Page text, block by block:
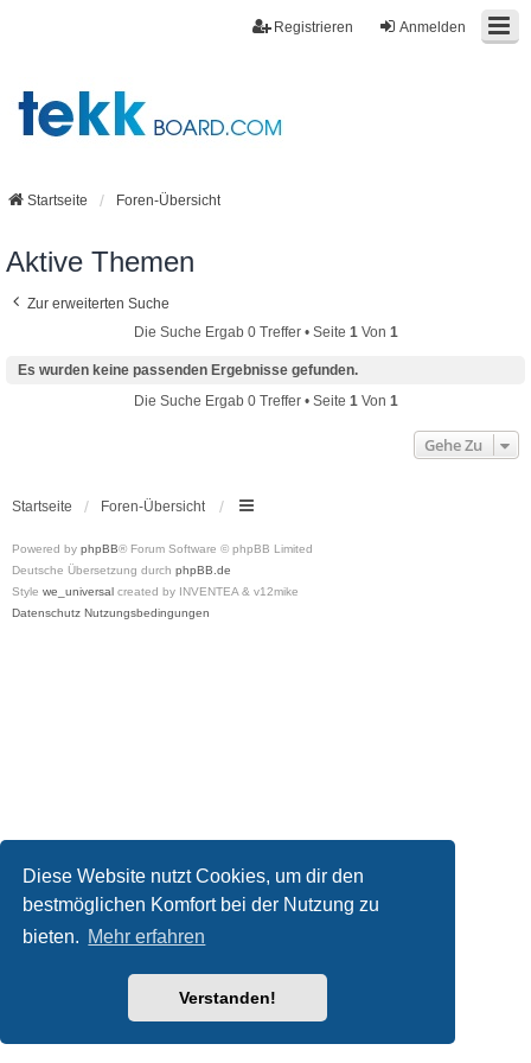
Diese Website nutzt Cookies, um dir den
bestmöglichen Komfort bei der Nutzung zu
bieten. Mehr erfahren
Verstanden!
Anmelden
Registrieren
Startseite Foren-Übersicht
Aktive Themen
Zur erweiterten Suche
Die Suche Ergab 0 Treffer • Seite 1Von 1
Es wurden keine passenden Ergebnisse gefunden.
Die Suche Ergab 0 Treffer • Seite 1Von 1
Gehe Zu
Startseite Foren-Übersicht
Powered by phpBB® Forum Software © phpBB Limited
Deutsche Übersetzung durch phpBB.de
Style we_universal created by INVENTEA & v12mike
Datenschutz Nutzungsbedingungen